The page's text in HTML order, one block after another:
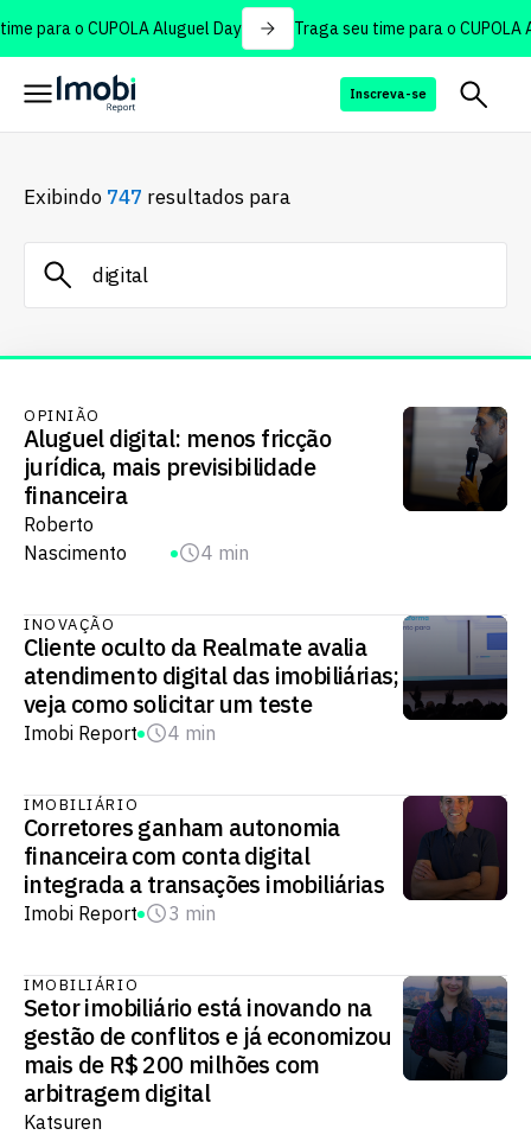
para o CUPOLA Aluguel Day Traga seu time para o CUPOLA
Inscreva-se
Exibindo 747 resultados para
OPINIÃO
Aluguel digital: menos fricção
jurídica, mais previsibilidade
financeira
Roberto
Nascimento
4 min
INOVAÇÃO
Cliente oculto da Realmate avalia
atendimento digital das imobiliárias;
veja como solicitar um teste
Imobi Report 4 min
IMOBILIÁRIO
Corretores ganham autonomia
financeira com conta digital
integrada a transações imobiliárias
Imobi Report 3 min
IMOBILIÁRIO
Setor imobiliário está inovando na
gestão de conflitos e já economizou
mais de R$ 200 milhões com
arbitragem digital
Katsuren